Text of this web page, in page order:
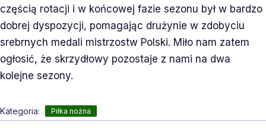
częścią rotacji i w końcowej fazie sezonu był w bardzo
dobrej dyspozycji, pomagając drużynie w zdobyciu
srebrnych medali mistrzostw Polski. Miło nam zatem
ogłosić, że skrzydłowy pozostaje z nami na dwa
kolejne sezony.
Kategoria: Piłka nożna